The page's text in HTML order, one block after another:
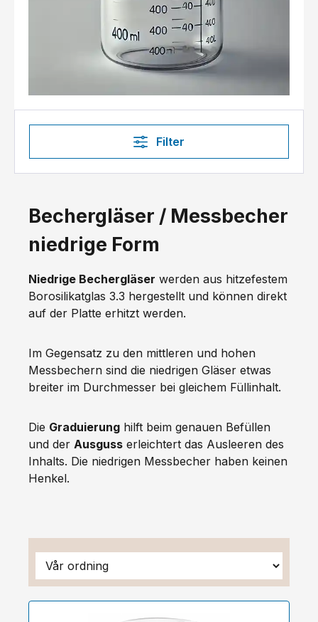
Filter
Bechergläser / Messbecher
niedrige Form
Niedrige Bechergläser werden aus hitzefestem
Borosilikatglas 3.3 hergestellt und können direkt
auf der Platte erhitzt werden.
Im Gegensatz zu den mittleren und hohen
Messbechern sind die niedrigen Gläser etwas
breiter im Durchmesser bei gleichem Füllinhalt.
Die Graduierung hilft beim genauen Befüllen
und der Ausguss erleichtert das Ausleeren des
Inhalts. Die niedrigen Messbecher haben keinen
Henkel.